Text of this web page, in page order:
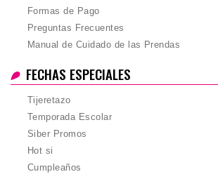
Formas de Pago
Preguntas Frecuentes
Manual de Cuidado de las Prendas
FECHAS ESPECIALES
Tijeretazo
Temporada Escolar
Siber Promos
Hot si
Cumpleaños